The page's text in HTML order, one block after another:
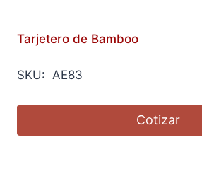
Tarjetero de Bamboo
SKU: AE83
Cotizar